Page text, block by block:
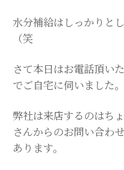
水分補給はしっかりと
（笑
さて本日はお電話頂い
でご自宅に伺いました。
弊社は来店するのはち
さんからのお問い合わ
あります。